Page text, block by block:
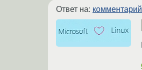
Ответ на: комментарий